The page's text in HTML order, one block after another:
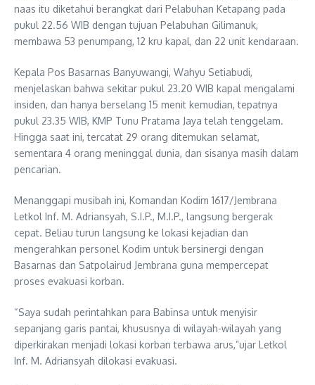
naas itu diketahui berangkat dari Pelabuhan Ketapang pada
pukul 22.56 WIB dengan tujuan Pelabuhan Gilimanuk,
membawa 53 penumpang, 12 kru kapal, dan 22 unit kendaraan.
Kepala Pos Basarnas Banyuwangi, Wahyu Setiabudi,
menjelaskan bahwa sekitar pukul 23.20 WIB kapal mengalami
insiden, dan hanya berselang 15 menit kemudian, tepatnya
pukul 23.35 WIB, KMP Tunu Pratama Jaya telah tenggelam.
Hingga saat ini, tercatat 29 orang ditemukan selamat,
sementara 4 orang meninggal dunia, dan sisanya masih dalam
pencarian.
Menanggapi musibah ini, Komandan Kodim 1617/Jembrana
Letkol Inf. M. Adriansyah, S.I.P., M.I.P., langsung bergerak
cepat. Beliau turun langsung ke lokasi kejadian dan
mengerahkan personel Kodim untuk bersinergi dengan
Basarnas dan Satpolairud Jembrana guna mempercepat
proses evakuasi korban.
“Saya sudah perintahkan para Babinsa untuk menyisir
sepanjang garis pantai, khususnya di wilayah-wilayah yang
diperkirakan menjadi lokasi korban terbawa arus,”ujar Letkol
Inf. M. Adriansyah dilokasi evakuasi.